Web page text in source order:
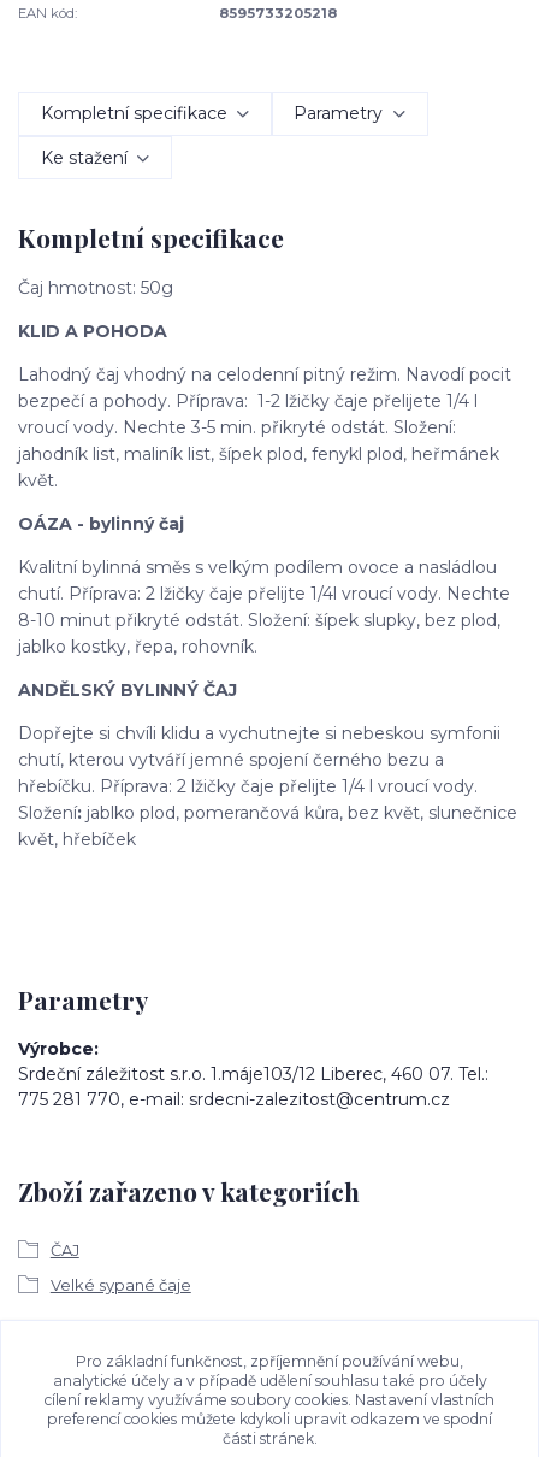
EAN kód:
8595733205218
Kompletní specifikace Parametry
Ke stažení
Kompletní specifikace
Čaj hmotnost: 50g
KLID A POHODA
Lahodný čaj vhodný na celodenní pitný režim. Navodí pocit
bezpečí a pohody. Příprava: 1-2 lžičky čaje přelijete 1/4 l
vroucí vody. Nechte 3-5 min. přikryté odstát. Složení:
jahodník list, maliník list, šípek plod, fenykl plod, heřmánek
květ.
OÁZA - bylinný čaj
Kvalitní bylinná směs s velkým podílem ovoce a nasládlou
chutí. Příprava: 2 lžičky čaje přelijte 1/4l vroucí vody. Nechte
8-10 minut přikryté odstát. Složení: šípek slupky, bez plod,
jablko kostky, řepa, rohovník.
ANDĚLSKÝ BYLINNÝ ČAJ
Dopřejte si chvíli klidu a vychutnejte si nebeskou symfonii
chutí, kterou vytváří jemné spojení černého bezu a
hřebíčku. Příprava: 2 lžičky čaje přelijte 1/4 l vroucí vody.
Složení: jablko plod, pomerančová kůra, bez květ, slunečnice
květ, hřebíček
Parametry
Výrobce
Srdeční záležitost s.r.o. 1.máje103/12 Liberec, 460 07. Tel.:
775 281 770, e-mail: srdecni-zalezitost@centrum.cz
Zboží zařazeno v kategoriích
ČAJ
Velké sypané čaje
Ke stažení
Bezpečností upozornění
Pro základní funkčnost, zpříjemnění používání webu,
analytické účely a v případě udělení souhlasu také pro účely
cílení reklamy využíváme soubory cookies. Nastavení vlastních
preferencí cookies můžete kdykoli upravit odkazem ve spodní
části stránek.